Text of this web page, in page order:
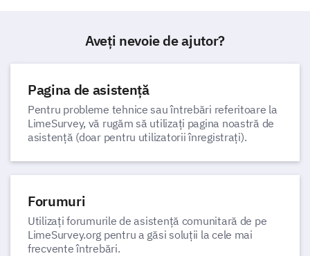
Aveți nevoie de ajutor?
Pagina de asistență
Pentru probleme tehnice sau întrebări referitoare la
LimeSurvey, vă rugăm să utilizați pagina noastră de
asistență (doar pentru utilizatorii înregistrați).
Forumuri
Utilizați forumurile de asistență comunitară de pe
LimeSurvey.org pentru a găsi soluții la cele mai
frecvente întrebări.